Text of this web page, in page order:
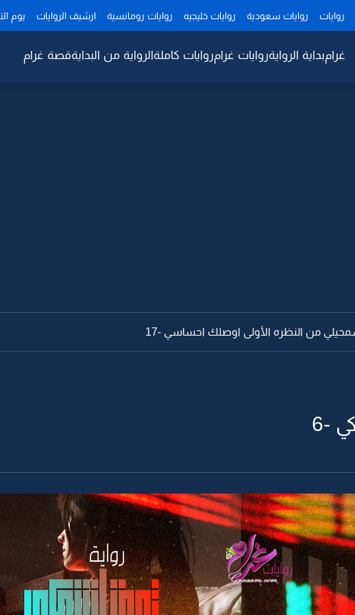
روايات روايات سعودية روايات خليجيه روايات رومانسية ارشيف الروايات يوم
غرامبداية الروايةروايات غرامروايات كاملةالرواية من البدايةقصة غرام
من النظره الأولى اوصلك احساسي -16
-6